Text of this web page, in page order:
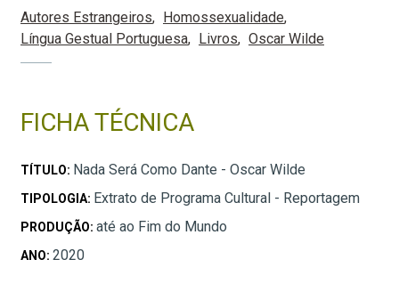
Autores Estrangeiros
Homossexualidade
Língua Gestual Portuguesa
Livros Oscar Wilde
FICHA TÉCNICA
TÍTULO: Nada Será Como Dante - Oscar Wilde
TIPOLOGIA: Extrato de Programa Cultural - Reportagem
PRODUÇÃO: até ao Fim do Mundo
ANO: 2020